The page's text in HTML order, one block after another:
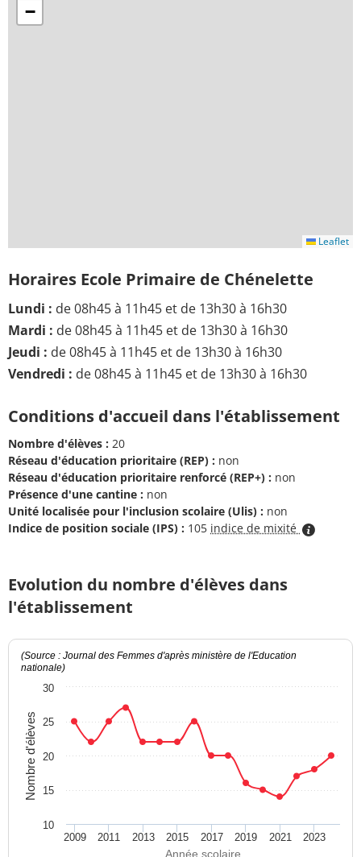
−
Leaflet
Horaires Ecole Primaire de Chénelette
Lundi : de 08h45 à 11h45 et de 13h30 à 16h30
Mardi : de 08h45 à 11h45 et de 13h30 à 16h30
Jeudi : de 08h45 à 11h45 et de 13h30 à 16h30
Vendredi : de 08h45 à 11h45 et de 13h30 à 16h30
Conditions d'accueil dans l'établissement
Nombre d'élèves : 20
Réseau d'éducation prioritaire (REP) : non
Réseau d'éducation prioritaire renforcé (REP+) : non
Présence d'une cantine : non
Unité localisée pour l'inclusion scolaire (Ulis) : non
Indice de position sociale (IPS) : 105 indice de mixité
Evolution du nombre d'élèves dans
l'établissement
Année scolaire
Nombre d'élèves
(Source : Journal des Femmes d'après ministère de l'Education
nationale)
2009 2011 2013 2015 2017 2019 2021 2023
10
15
20
25
30